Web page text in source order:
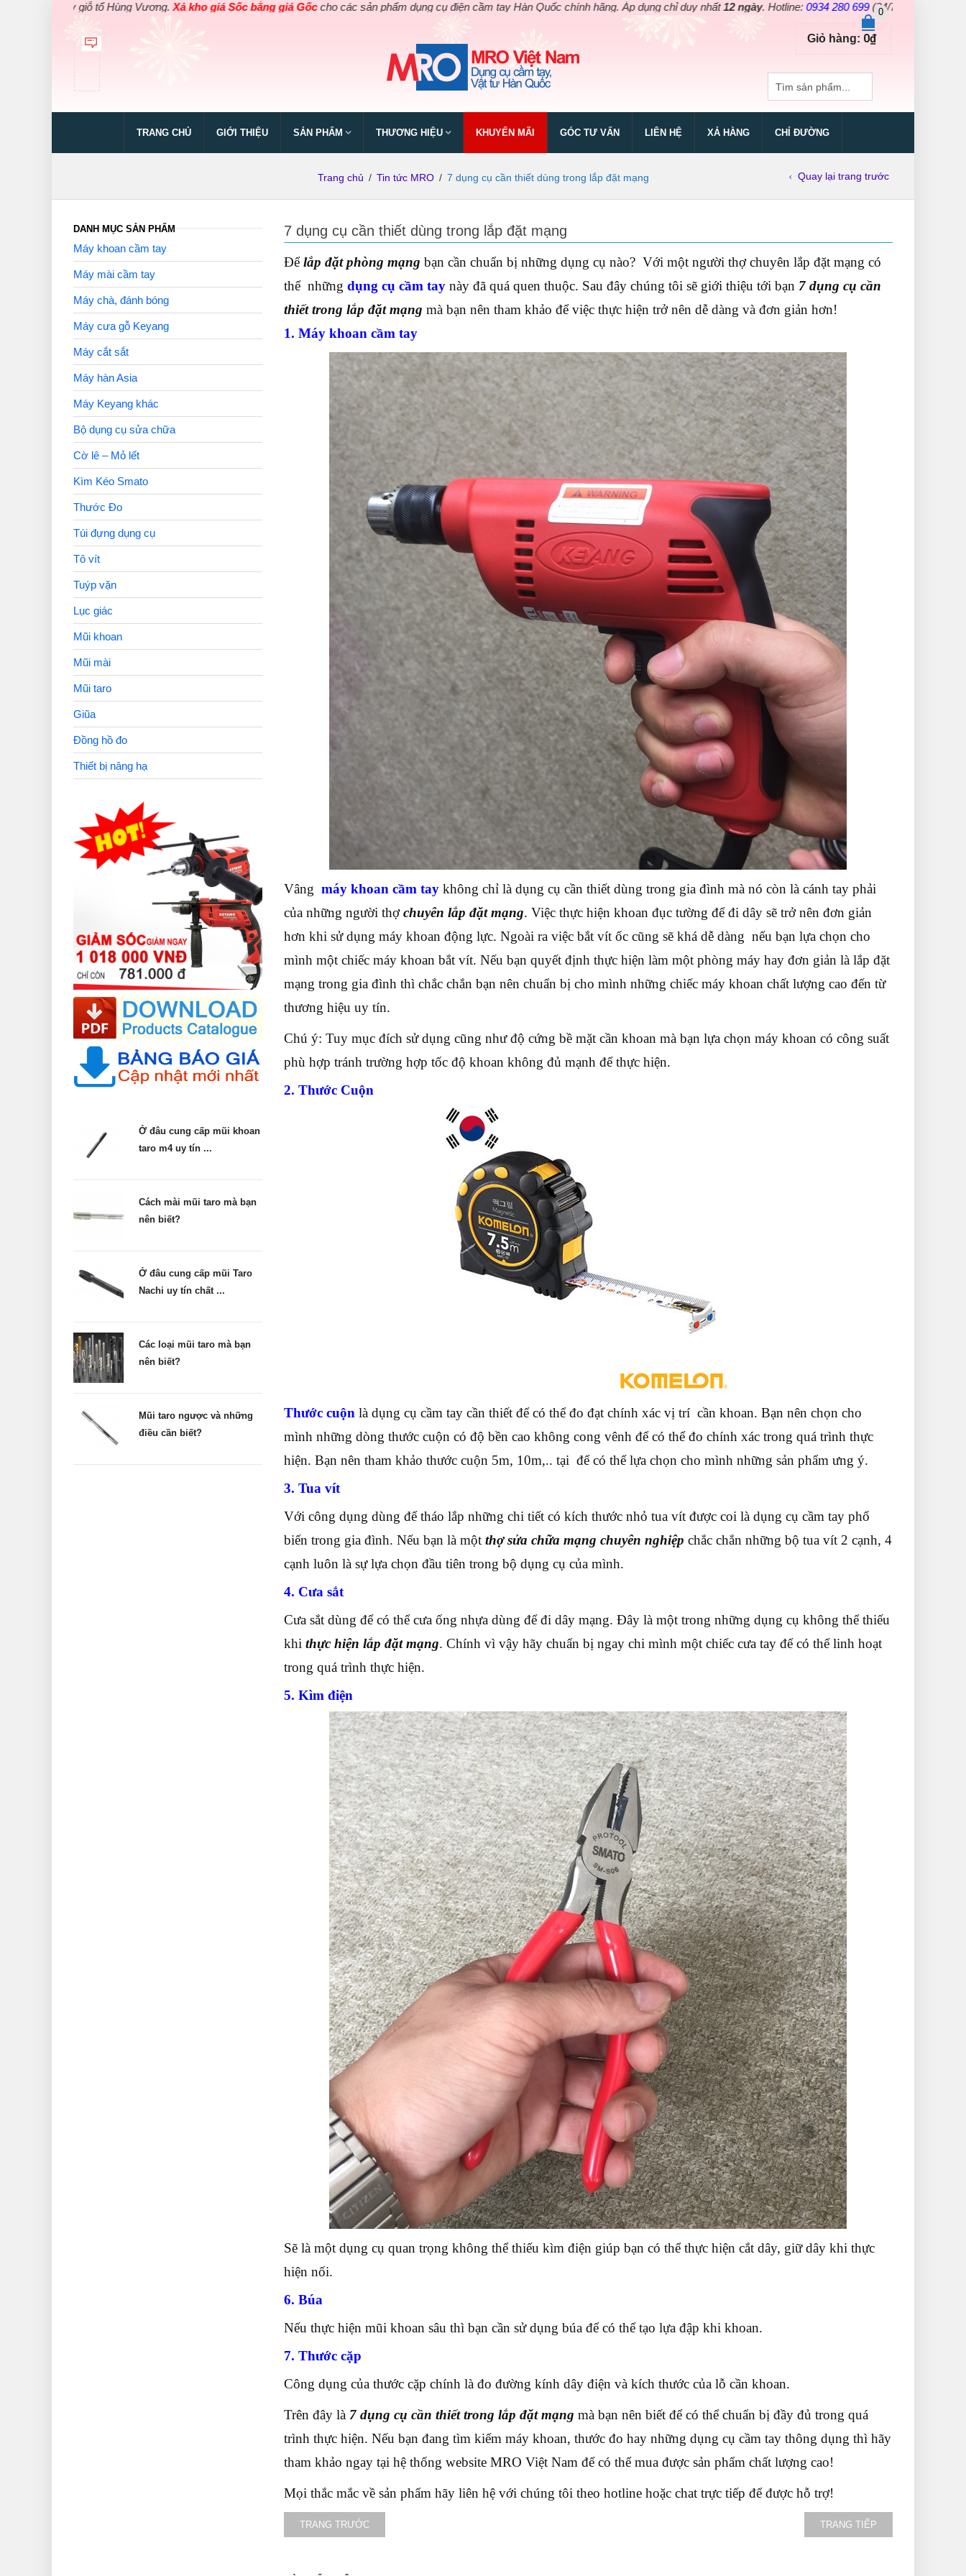
giỗ tổ Hùng Vương.Xả kho giá Sốc bằng giá Gốccho các sản phẩm dụng cụ điện cầm tay Hàn Quốc chính hãng. Áp dụng chỉ duy nhất12 ngày. Hotline:0934 280 699(24/7) 0
Giỏ hàng: 0₫
TRANG CHỦ GIỚI THIỆU SẢN PHẨM THƯƠNG HIỆU KHUYẾN MÃI GÓC TƯ VẤN LIÊN HỆ XẢ HÀNG CHỈ ĐƯỜNG
Trang chủ / Tin tức MRO / 7 dụng cụ cần thiết dùng trong lắp đặt mạng Quay lại trang trước
7 dụng cụ cần thiết dùng trong lắp đặt mạng
Đểlắp đặt phòng mạng bạn cần chuẩn bị những dụng cụ nào? Với một người thợ chuyên lắp đặt mạng có
thể những dụng cụ cầm taynày đã quá quen thuộc. Sau đây chúng tôi sẽ giới thiệu tới bạn 7 dụng cụ cần
thiết trong lắp đặt mạng mà bạn nên tham khảo để việc thực hiện trở nên dễ dàng và đơn giản hơn!
1. Máy khoan cầm tay
Vâng máy khoan cầm taykhông chỉ là dụng cụ cần thiết dùng trong gia đình mà nó còn là cánh tay phải
của những người thợchuyên lắp đặt mạng. Việc thực hiện khoan đục tường để đi dây sẽ trở nên đơn giản
hơn khi sử dụng máy khoan động lực. Ngoài ra việc bắt vít ốc cũng sẽ khá dễ dàng nếu bạn lựa chọn cho
mình một chiếc máy khoan bắt vít. Nếu bạn quyết định thực hiện làm một phòng máy hay đơn giản là lắp đặt
mạng trong gia đình thì chắc chắn bạn nên chuẩn bị cho mình những chiếc máy khoan chất lượng cao đến từ
thương hiệu uy tín.
Chú ý: Tuy mục đích sử dụng cũng như độ cứng bề mặt cần khoan mà bạn lựa chọn máy khoan có công suất
phù hợp tránh trường hợp tốc độ khoan không đủ mạnh để thực hiện.
2. Thước Cuộn
Thước cuộn là dụng cụ cầm tay cần thiết để có thể đo đạt chính xác vị trí cần khoan. Bạn nên chọn cho
mình những dòng thước cuộn có độ bền cao không cong vênh để có thể đo chính xác trong quá trình thực
hiện. Bạn nên tham khảo thước cuộn 5m, 10m,.. tại để có thể lựa chọn cho mình những sản phẩm ưng ý.
3. Tua vít
Với công dụng dùng để tháo lắp những chi tiết có kích thước nhỏ tua vít được coi là dụng cụ cầm tay phổ
biến trong gia đình. Nếu bạn là một thợ sửa chữa mạng chuyên nghiệp chắc chắn những bộ tua vít 2 cạnh, 4
cạnh luôn là sự lựa chọn đầu tiên trong bộ dụng cụ của mình.
4. Cưa sắt
Cưa sắt dùng để có thể cưa ống nhựa dùng để đi dây mạng. Đây là một trong những dụng cụ không thể thiếu
khi thực hiện lắp đặt mạng. Chính vì vậy hãy chuẩn bị ngay chi mình một chiếc cưa tay để có thể linh hoạt
trong quá trình thực hiện.
5. Kìm điện
Sẽ là một dụng cụ quan trọng không thể thiếu kìm điện giúp bạn có thể thực hiện cắt dây, giữ dây khi thực
hiện nối.
6. Búa
Nếu thực hiện mũi khoan sâu thì bạn cần sử dụng búa để có thể tạo lựa đập khi khoan.
7. Thước cặp
Công dụng của thước cặp chính là đo đường kính dây điện và kích thước của lỗ cần khoan.
Trên đây là 7 dụng cụ cần thiết trong lắp đặt mạng mà bạn nên biết để có thể chuẩn bị đầy đủ trong quá
trình thực hiện. Nếu bạn đang tìm kiếm máy khoan, thước đo hay những dụng cụ cầm tay thông dụng thì hãy
tham khảo ngay tại hệ thống website MRO Việt Nam để có thể mua được sản phẩm chất lượng cao!
Mọi thắc mắc về sản phẩm hãy liên hệ với chúng tôi theo hotline hoặc chat trực tiếp để được hỗ trợ!
TRANG TRƯỚC TRANG TIẾP
DANH MỤC SẢN PHẨM
Máy khoan cầm tay
Máy mài cầm tay
Máy chà, đánh bóng
Máy cưa gỗ Keyang
Máy cắt sắt
Máy hàn Asia
Máy Keyang khác
Bộ dụng cụ sửa chữa
Cờ lê – Mỏ lết
Kìm Kéo Smato
Thước Đo
Túi đựng dụng cụ
Tô vít
Tuýp vặn
Lục giác
Mũi khoan
Mũi mài
Mũi taro
Giũa
Đồng hồ đo
Thiết bị nâng hạ
Ở đâu cung cấp mũi khoan
taro m4 uy tín ...
Cách mài mũi taro mà bạn
nên biết?
Ở đâu cung cấp mũi Taro
Nachi uy tín chất ...
Các loại mũi taro mà bạn
nên biết?
Mũi taro ngược và những
điều cần biết?